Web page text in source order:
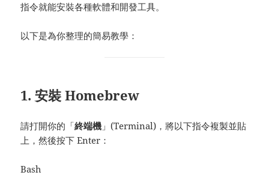
指令就能安裝各種軟體和開發工具。
以下是為你整理的簡易教學：
1. 安裝 Homebrew
請打開你的「終端機 」(Terminal)，將以下指令複製並貼
上，然後按下 Enter：
Bash